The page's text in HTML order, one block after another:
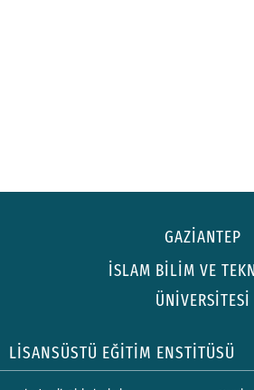
GAZİANTEP
İSLAM BİLİM VE
ÜNİVERSİTESİ
LİSANSÜSTÜ EĞİTİM ENSTİTÜSÜ